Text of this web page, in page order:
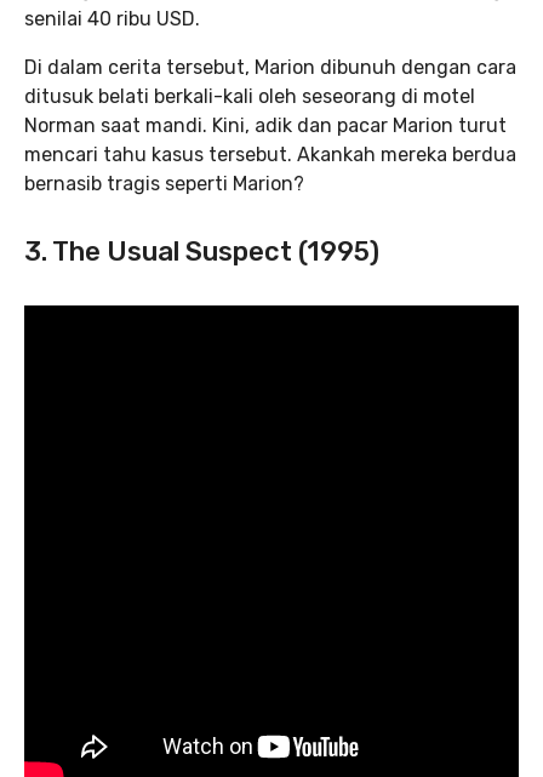
senilai 40 ribu USD.
Di dalam cerita tersebut, Marion dibunuh dengan cara
ditusuk belati berkali-kali oleh seseorang di motel
Norman saat mandi. Kini, adik dan pacar Marion turut
mencari tahu kasus tersebut. Akankah mereka berdua
bernasib tragis seperti Marion?
3. The Usual Suspect (1995)